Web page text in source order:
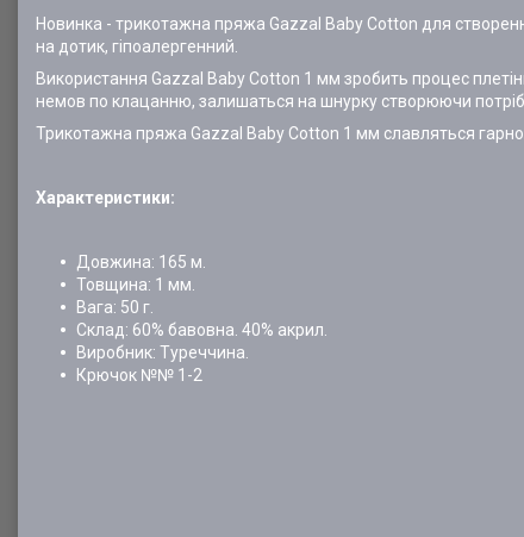
Новинка - трикотажна пряжа Gazzal Baby Cotton для
на дотик, гіпоалергенний.
Використання Gazzal Baby Cotton 1 мм зробить процес
немов по клацанню, залишаться на шнурку створюючи
Трикотажна пряжа Gazzal Baby Cotton 1 мм славляться
Характеристики:
Довжина: 165 м.
Товщина: 1 мм.
Вага: 50 г.
Склад: 60% бавовна. 40% акрил.
Виробник: Туреччина.
Крючок №№ 1-2